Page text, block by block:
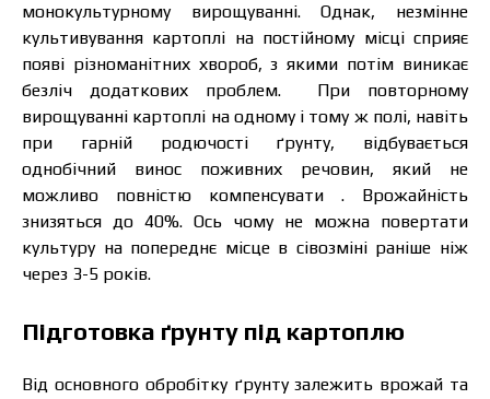
монокультурному вирощуванні. Однак, незмінне
культивування картоплі на постійному місці сприяє
появі різноманітних хвороб, з якими потім виникає
безліч додаткових проблем. При повторному
вирощуванні картоплі на одному і тому ж полі, навіть
при гарній родючості ґрунту, відбувається
однобічний винос поживних речовин, який не
можливо повністю компенсувати . Врожайність
знизяться до 40%. Ось чому не можна повертати
культуру на попереднє місце в сівозміні раніше ніж
через 3-5 років.
Підготовка ґрунту під картоплю
Від основного обробітку ґрунту залежить врожай та